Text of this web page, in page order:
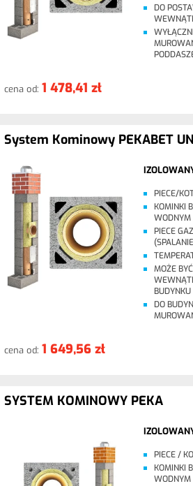
DO
cena od: 1 478,41 zł
System Kominowy PEKABET
PIECE/
KOMINKI
WODNYM
PIECE
MOŻE
BUDYNKU
DO
cena od: 1 649,56 zł
SYSTEM KOMINOWY PEKA
PIECE /
KOMINKI
WODNYM